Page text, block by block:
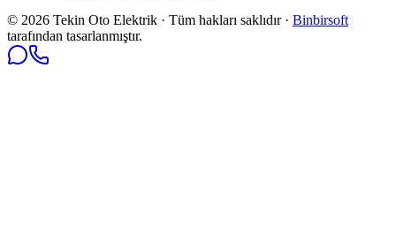
© 2026 Tekin Oto Elektrik · Tüm hakları saklıdır · Binbirsoft
tarafından tasarlanmıştır.